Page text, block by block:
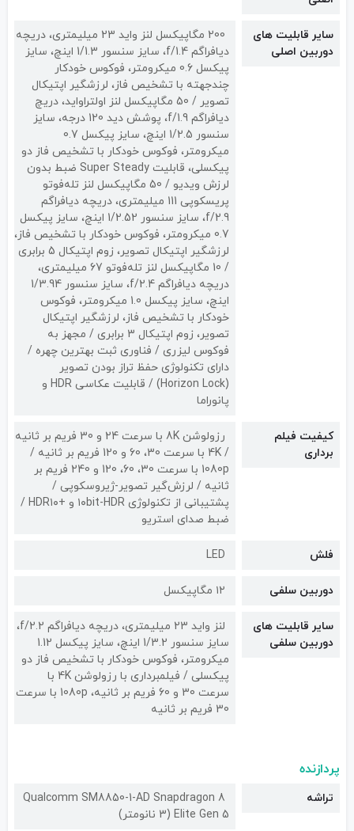
سایر قابلیت های
دوربین اصلی
200 مگاپیکسل لنز واید 23 میلیمتری، دریچه
دیافراگم f/1.4، سایز سنسور 1/1.3 اینچ، سایز
پیکسل 0.6 میکرومتر، فوکوس خودکار
چندجهته با تشخیص فاز، لرزشگیر اپتیکال
تصویر / 50 مگاپیکسل لنز اولتراواید، دریچ
دیافراگم f/1.9، پوشش دید 120 درجه، سایز
سنسور 1/2.5 اینچ، سایز پیکسل 0.7
میکرومتر، فوکوس خودکار با تشخیص فاز دو
پیکسلی، قابلیت Super Steady ضبط بدون
لرزش ویدیو / 50 مگاپیکسل لنز تله‌فوتو
پریسکوپی 111 میلیمتری، دریچه دیافراگم
f/2.9، سایز سنسور 1/2.52 اینچ، سایز پیکسل
0.7 میکرومتر، فوکوس خودکار با تشخیص فاز،
لرزشگیر اپتیکال تصویر، زوم اپتیکال 5 برابری
/ 10 مگاپیکسل لنز تله‌فوتو 67 میلیمتری،
دریچه دیافراگم f/2.4، سایز سنسور 1/3.94
اینچ، سایز پیکسل 1.0 میکرومتر، فوکوس
خودکار با تشخیص فاز، لرزشگیر اپتیکال
تصویر، زوم اپتیکال 3 برابری / مجهز به
فوکوس لیزری / فناوری ثبت بهترین چهره /
دارای تکنولوژی حفظ تراز بودن تصویر
(Horizon Lock) / قابلیت عکاسی HDR و
پانوراما
کیفیت فیلم
برداری
رزولوشن 8K با سرعت 24 و 30 فریم بر ثانیه
/ 4K با سرعت 30، 60 و 120 فریم بر ثانیه /
1080p با سرعت 30، 60، 120 و 240 فریم بر
ثانیه / لرزش‌گیر تصویر-ژیروسکوپی /
پشتیبانی از تکنولوژی ۱۰bit-HDR و +HDR۱۰ /
ضبط صدای استریو
فلش LED
دوربین سلفی ۱۲ مگاپیکسل
سایر قابلیت های
دوربین سلفی
لنز واید 23 میلیمتری، دریچه دیافراگم f/2.2،
سایز سنسور 1/3.2 اینچ، سایز پیکسل 1.12
میکرومتر، فوکوس خودکار با تشخیص فاز دو
پیکسلی / فیلمبرداری با رزولوشن 4K با
سرعت 30 و 60 فریم بر ثانیه، 1080p با سرعت
30 فریم بر ثانیه
پردازنده
تراشه
Qualcomm SM8850-1-AD Snapdragon 8
Elite Gen 5 (3 نانومتر)